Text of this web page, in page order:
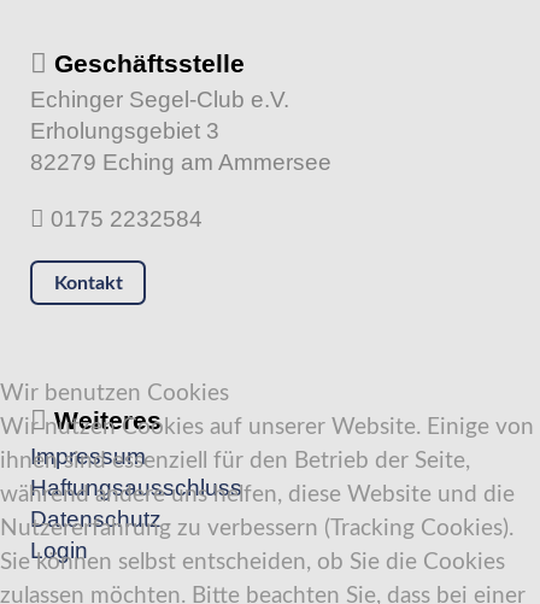
Geschäftsstelle
Echinger Segel-Club e.V.
Erholungsgebiet 3
82279 Eching am Ammersee
0175 2232584
Kontakt
Weiteres
Impressum
Haftungsausschluss
Datenschutz
Login
Wir benutzen Cookies
Wir nutzen Cookies auf unserer Website. Einige von
ihnen sind essenziell für den Betrieb der Seite,
während andere uns helfen, diese Website und die
Nutzererfahrung zu verbessern (Tracking Cookies).
Sie können selbst entscheiden, ob Sie die Cookies
zulassen möchten. Bitte beachten Sie, dass bei einer